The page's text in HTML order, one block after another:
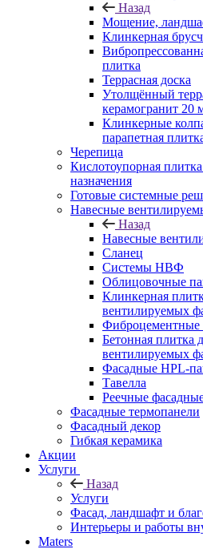
Назад
Мощение,
Клинкерная
плитка
Террасная доска
Утолщённый
керамогранит 20
Клинкерные
парапетная
Черепица
Кислотоупорная
назначения
Готовые системные
Навесные
Назад
Навесные
Сланец
Системы НВФ
Облицовочные
Клинкерная
вентилируемых
Фиброцементные
Бетонная плитка
вентилируемых
Фасадные HPL-
Тавелла
Реечные
Фасадные термопанели
Фасадный декор
Гибкая керамика
Акции
Услуги
Назад
Услуги
Фасад, ландшафт и
Интерьеры и работы
Maters